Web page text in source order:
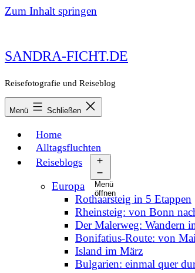
Zum Inhalt springen
SANDRA-FICHT.DE
Reisefotografie und Reiseblog
Menü Schließen
Home
Alltagsfluchten
Reiseblogs
Menü
öffnen
Europa
Rothaarsteig in 5 Etappen
Rheinsteig: von Bonn
Der Malerweg: Wandern
Bonifatius-Route: von
Island im März
Bulgarien: einmal quer